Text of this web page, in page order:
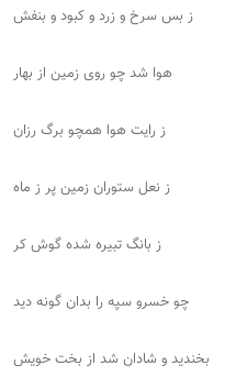
ز بس سرخ و زرد و کبود و بنفش
هوا شد چو روی زمین از بهار
ز رایت هوا همچو برگ رزان
ز نعل ستوران زمین پر ز ماه
ز بانگ تبیره شده گوش کر
چو خسرو سپه را بدان گونه دید
بخندید و شادان شد از بخت خویش